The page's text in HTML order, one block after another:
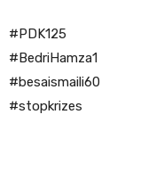
#PDK125
#BedriHamza1
#besaismaili60
#stopkrizes